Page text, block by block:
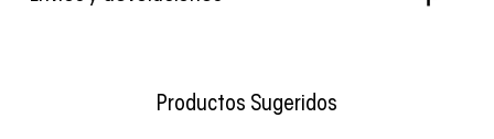
Productos Sugeridos